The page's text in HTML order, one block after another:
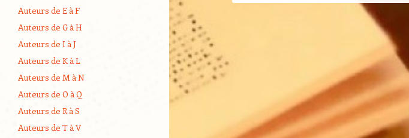
Auteurs de E à F
Auteurs de G à H
Auteurs de I à J
Auteurs de K à L
Auteurs de M à N
Auteurs de O à Q
Auteurs de R à S
Auteurs de T à V